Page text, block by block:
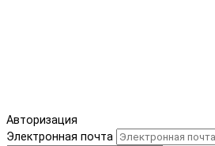
Авторизация
Электронная почта